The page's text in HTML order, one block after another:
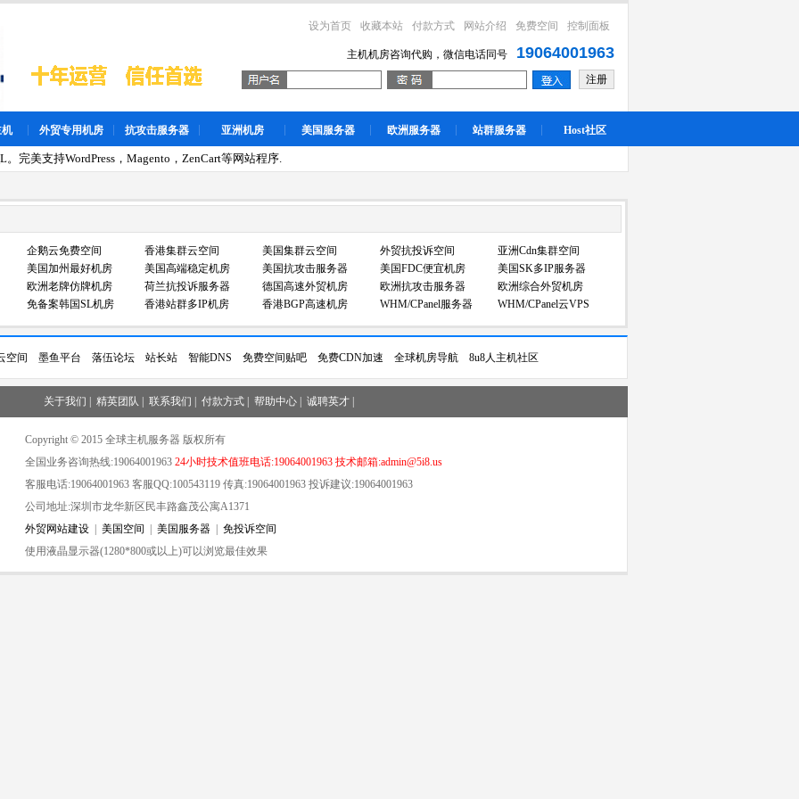
设为首页 收藏本站 付款方式 网站介绍 免费空间 控制面板
主机机房咨询代购，微信电话同号 19064001963
注册
外贸专用机房 抗攻击服务器 亚洲机房 美国服务器 欧洲服务器 站群服务器 Host社区
完美支持WordPress，Magento，ZenCart等网站程序.
企鹅云免费空间 香港集群云空间 美国集群云空间 外贸抗投诉空间
亚洲Cdn集群空间
美国加州最好机房
美国高端稳定机房 美国抗攻击服务器 美国FDC便宜机房
美国SK多IP服务器
欧洲老牌仿牌机房
荷兰抗投诉服务器 德国高速外贸机房 欧洲抗攻击服务器
欧洲综合外贸机房
免备案韩国SL机房
香港站群多IP机房 香港BGP高速机房 WHM/CPanel服务器 WHM/CPanel云VPS
空间 墨鱼平台 落伍论坛 站长站 智能DNS 免费空间贴吧 免费CDN加速 全球机房导航 8u8人主机社区
关于我们 精英团队 联系我们 付款方式| 帮助中心| 诚聘英才|
Copyright © 2015 全球主机服务器 版权所有
全国业务咨询热线:19064001963 24小时技术值班电话:19064001963 技术邮箱:admin@5i8.us
客服电话:19064001963 客服QQ:100543119 传真:19064001963 投诉建议:19064001963
公司地址:深圳市龙华新区民丰路鑫茂公寓A1371
外贸网站建设
美国空间 美国服务器
免投诉空间
使用液晶显示器(1280*800或以上)可以浏览最佳效果